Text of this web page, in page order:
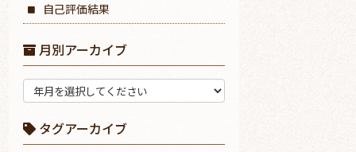
自己評価結果
月別アーカイブ
タグアーカイブ